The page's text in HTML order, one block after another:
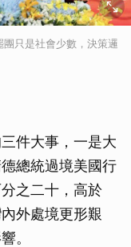
只是社會少數，決策邏
件大事，一是大
總統過境美國行
之二十，高於
外處境更形艱
。